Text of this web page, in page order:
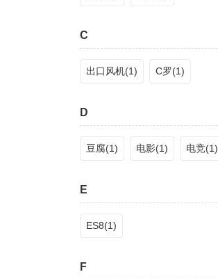
C
出口风机(1) C罗(1)
D
豆腐(1) 电影(1) 电竞(1)
E
ES8(1)
F